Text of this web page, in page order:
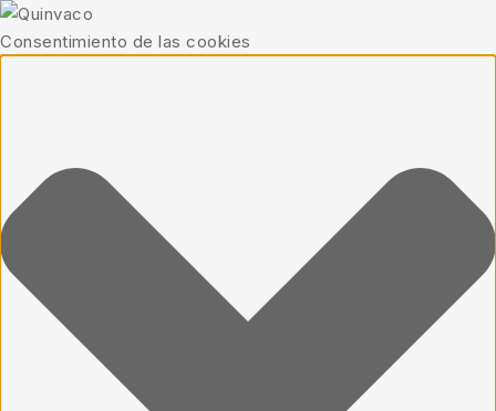
Consentimiento de las cookies